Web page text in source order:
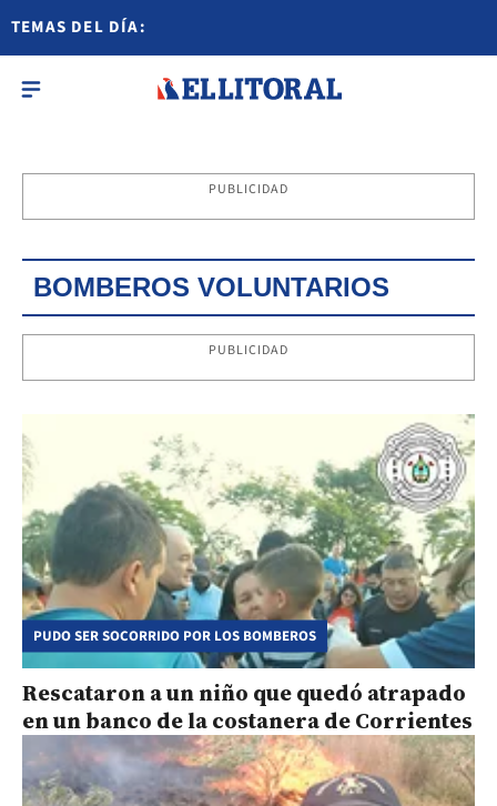
TEMAS DEL DÍA:
PUBLICIDAD
BOMBEROS VOLUNTARIOS
PUBLICIDAD
PUDO SER SOCORRIDO POR LOS BOMBEROS
Rescataron a un niño que quedó atrapado
en un banco de la costanera de Corrientes